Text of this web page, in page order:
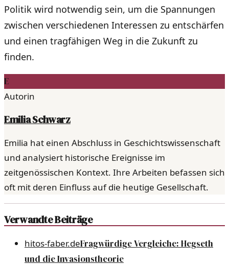
Politik wird notwendig sein, um die Spannungen
zwischen verschiedenen Interessen zu entschärfen
und einen tragfähigen Weg in die Zukunft zu
finden.
E
Autorin
Emilia Schwarz
Emilia hat einen Abschluss in Geschichtswissenschaft
und analysiert historische Ereignisse im
zeitgenössischen Kontext. Ihre Arbeiten befassen sich
oft mit deren Einfluss auf die heutige Gesellschaft.
Verwandte Beiträge
hitos-faber.deFragwürdige Vergleiche: Hegseth
und die Invasionstheorie